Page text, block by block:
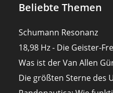
Beliebte Themen
Schumann Resonanz
18,98 Hz - Die Geister-
Was ist der Van Allen
Die größten Sterne des